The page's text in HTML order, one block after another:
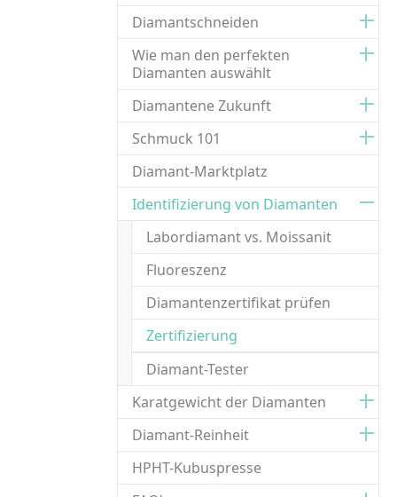
Diamantschneiden
Wie man den perfekten
Diamanten auswählt
Diamantene Zukunft
Schmuck 101
Diamant-Marktplatz
Identifizierung von Diamanten
Labordiamant vs. Moissanit
Fluoreszenz
Diamantenzertifikat prüfen
Zertifizierung
Diamant-Tester
Karatgewicht der Diamanten
Diamant-Reinheit
HPHT-Kubuspresse